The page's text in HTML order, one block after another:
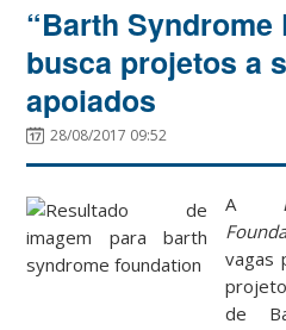
“Barth Syndrome
busca projetos a
apoiados
28/08/2017 09:52
A
vagas
de